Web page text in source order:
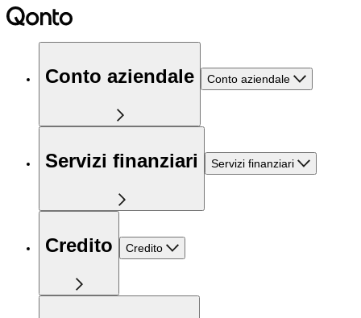
Conto aziendale Conto aziendale
Servizi finanziari Servizi finanziari
Credito Credito